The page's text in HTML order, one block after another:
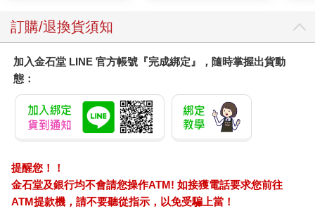
節呼吸，賦予訊息應有的份量，她深刻而敏銳地活在當下。
己，創造真正驚喜的時刻，擁有不斷前進的人生。反叛份子會深
深吸氣；事實上，我相信我們必須在呼吸的支持下，才有力量反
叛。深呼吸給我們力量，展現最好的自己，讓別人聽見、看見；
深呼吸給我們力量，在可能尚未準備好接受我們的場合，完整展
現人性，讓與會者看見自己缺少了什麼。而這種力量，就是改寫
故事的力量。
的那個靜默時刻，是你即將步上舞台，告訴自己「呼吸！」的那
一刻，卻發現自己聳肩或挺胸，結果不但沒有放鬆，反而更緊
張；是在你拿起麥克風、環視會場的那一刻，你嘗試呼吸，身體
卻因為慣性壓力或習慣，無法順暢呼吸的那一刻，或者是你憧憬
訂購/退換貨須知
加入金石堂 LINE 官方帳號『完成綁定』，隨時掌握出貨動
態：
提醒您！！
金石堂及銀行均不會請您操作ATM! 如接獲電話要求您前往
ATM提款機，請不要聽從指示，以免受騙上當！